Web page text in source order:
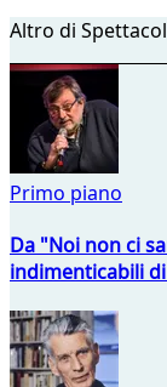
Altro di
Primo piano
Da "Noi non ci
indimenticabili